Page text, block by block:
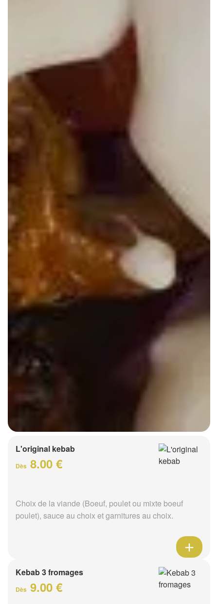
L'original kebab
Dès 8.00 €
Choix de la viande (Boeuf, poulet ou mixte boeuf
poulet), sauce au choix et garnitures au choix.
Kebab 3 fromages
Dès 9.00 €